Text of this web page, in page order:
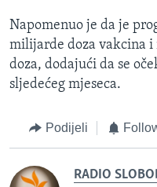
Napomenuo je da je
milijarde doza vakcina
doza, dodajući da se
sljedećeg mjeseca.
Podijeli
RADIO